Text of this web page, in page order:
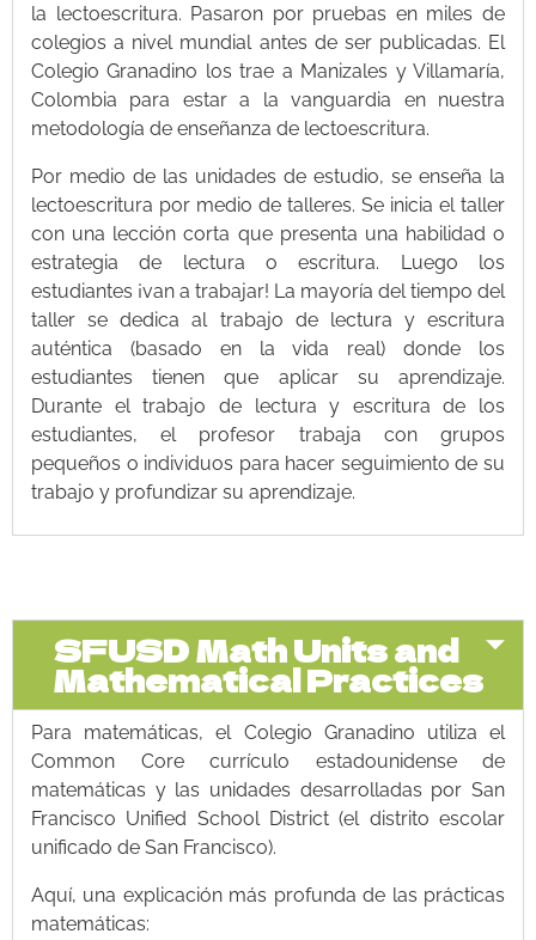
la lectoescritura. Pasaron por pruebas en miles de
colegios a nivel mundial antes de ser publicadas. El
Colegio Granadino los trae a Manizales y Villamaría,
Colombia para estar a la vanguardia en nuestra
metodología de enseñanza de lectoescritura.
Por medio de las unidades de estudio, se enseña la
lectoescritura por medio de talleres. Se inicia el taller
con una lección corta que presenta una habilidad o
estrategia de lectura o escritura. Luego los
estudiantes ¡van a trabajar! La mayoría del tiempo del
taller se dedica al trabajo de lectura y escritura
auténtica (basado en la vida real) donde los
estudiantes tienen que aplicar su aprendizaje.
Durante el trabajo de lectura y escritura de los
estudiantes, el profesor trabaja con grupos
pequeños o individuos para hacer seguimiento de su
trabajo y profundizar su aprendizaje.
SFUSD Math Units and
Mathematical Practices
Para matemáticas, el Colegio Granadino utiliza el
Common Core currículo estadounidense de
matemáticas y las unidades desarrolladas por San
Francisco Unified School District (el distrito escolar
unificado de San Francisco).
Aquí, una explicación más profunda de las prácticas
matemáticas: